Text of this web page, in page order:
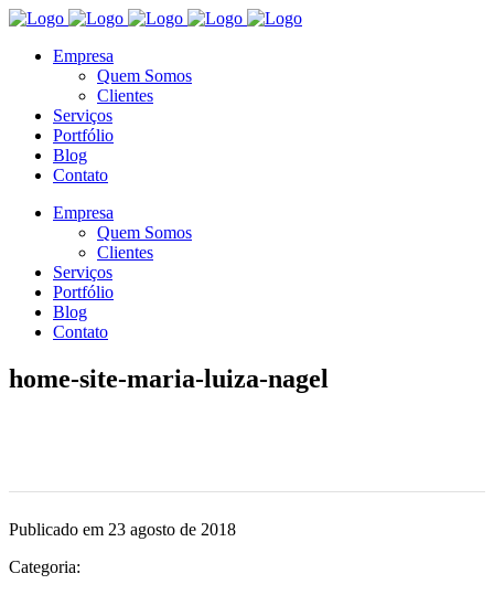
Empresa
Quem Somos
Clientes
Serviços
Portfólio
Blog
Contato
Empresa
Quem Somos
Clientes
Serviços
Portfólio
Blog
Contato
home-site-maria-luiza-nagel
Publicado em 23 agosto de 2018
Categoria: